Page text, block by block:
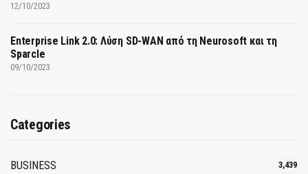
12/10/2023
Enterprise Link 2.0: Λύση SD-WAN από τη Neurosoft και τη
Sparcle
09/10/2023
Categories
BUSINESS 3,439